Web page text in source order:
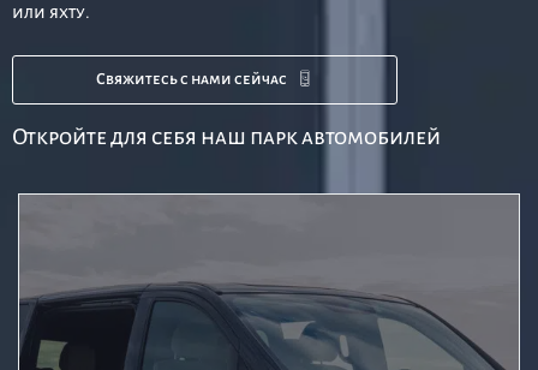
или яхту.
Свяжитесь с нами сейчас
Откройте для себя наш парк автомобилей